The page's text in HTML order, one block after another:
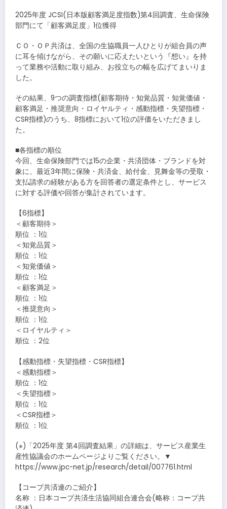
2025年度 JCSI(日本版顧客満足度指数)第4回調査、生命保険
部門にて「顧客満足度」1位獲得
ＣＯ・ＯＰ共済は、全国の生協職員一人ひとりが組合員の声
に耳を傾けながら、その願いに応えたいという『想い』を持
って業務や活動に取り組み、お役立ちの幅を広げてまいりま
した。
その結果、9つの調査指標(顧客期待・知覚品質・知覚価値・
顧客満足・推奨意向・ロイヤルティ・感動指標・失望指標・
CSR指標)のうち、8指標において1位の評価をいただきまし
た。
■各指標の順位
今回、生命保険部門では15の企業・共済団体・ブランドを対
象に、最近3年間に保険・共済金、給付金、見舞金等の受取・
支払請求の経験がある方を回答者の選定条件とし、サービス
に対する評価や回答が集計されています。
【6指標】
＜顧客期待＞
順位 ：1位
＜知覚品質＞
順位 ：1位
＜知覚価値＞
順位 ：1位
＜顧客満足＞
順位 ：1位
＜推奨意向＞
順位 ：1位
＜ロイヤルティ＞
順位 ：2位
【感動指標・失望指標・CSR指標】
＜感動指標＞
順位 ：1位
＜失望指標＞
順位 ：1位
＜CSR指標＞
順位 ：1位
(※)「2025年度 第4回調査結果」の詳細は、サービス産業生
産性協議会のホームページよりご覧ください。▼
https://www.jpc-net.jp/research/detail/007761.html
【コープ共済連のご紹介】
名称 ：日本コープ共済生活協同組合連合会(略称：コープ共